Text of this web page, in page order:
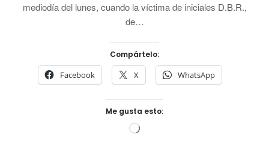
mediodía del lunes, cuando la víctima de iniciales D.B.R.,
de…
Compártelo:
Facebook X WhatsApp
Me gusta esto:
Cargando...